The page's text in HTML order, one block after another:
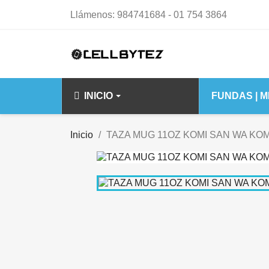
Llámenos: 984741684 - 01 754 3864
INICIO
IPHONE 14
IPHONE 14
FUNDAS |
Inicio TAZA MUG 11OZ KOMI SAN WA